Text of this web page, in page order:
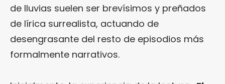
de lluvias suelen ser brevísimos y preñados
de lírica surrealista, actuando de
desengrasante del resto de episodios más
formalmente narrativos.